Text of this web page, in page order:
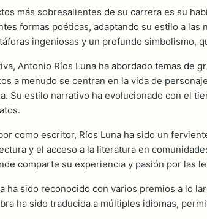
más sobresalientes de su carrera es su
formas poéticas, adaptando su estilo a
ingeniosas y un profundo simbolismo,
Antonio Ríos Luna ha abordado temas
a menudo se centran en la vida de
Su estilo narrativo ha evolucionado con el
como escritor, Ríos Luna ha sido un
y el acceso a la literatura en
comparte su experiencia y pasión por las
ha sido reconocido con varios premios a lo
ha sido traducida a múltiples idiomas,